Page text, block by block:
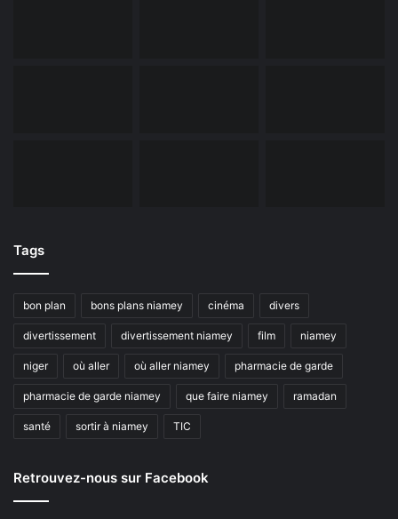
Tags
bon plan bons plans niamey cinéma divers
divertissement divertissement niamey film niamey
niger où aller où aller niamey pharmacie de garde
pharmacie de garde niamey que faire niamey ramadan
santé sortir à niamey TIC
Retrouvez-nous sur Facebook